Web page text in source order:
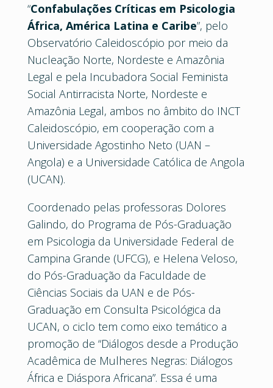
“Confabulações Críticas em Psicologia
África, América Latina e Caribe”, pelo
Observatório Caleidoscópio por meio da
Nucleação Norte, Nordeste e Amazônia
Legal e pela Incubadora Social Feminista
Social Antirracista Norte, Nordeste e
Amazônia Legal, ambos no âmbito do INCT
Caleidoscópio, em cooperação com a
Universidade Agostinho Neto (UAN –
Angola) e a Universidade Católica de Angola
(UCAN).
Coordenado pelas professoras Dolores
Galindo, do Programa de Pós-Graduação
em Psicologia da Universidade Federal de
Campina Grande (UFCG), e Helena Veloso,
do Pós-Graduação da Faculdade de
Ciências Sociais da UAN e de Pós-
Graduação em Consulta Psicológica da
UCAN, o ciclo tem como eixo temático a
promoção de “Diálogos desde a Produção
Acadêmica de Mulheres Negras: Diálogos
África e Diáspora Africana”. Essa é uma